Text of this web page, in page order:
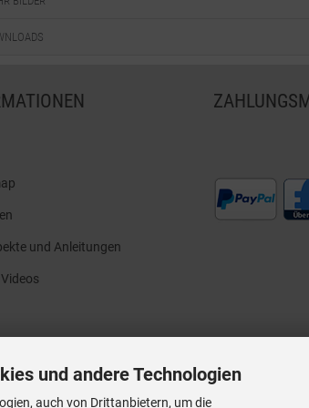
und Anleitungen
und andere Technologien
auch von Drittanbietern, um die